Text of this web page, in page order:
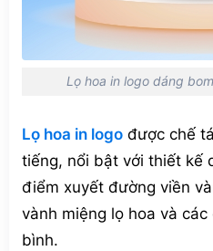
Lọ hoa in logo dáng
Lọ hoa in logođược chế
tiếng, nổi bật với thiết kế
điểm xuyết đường viền
vành miệng lọ hoa và
bình.